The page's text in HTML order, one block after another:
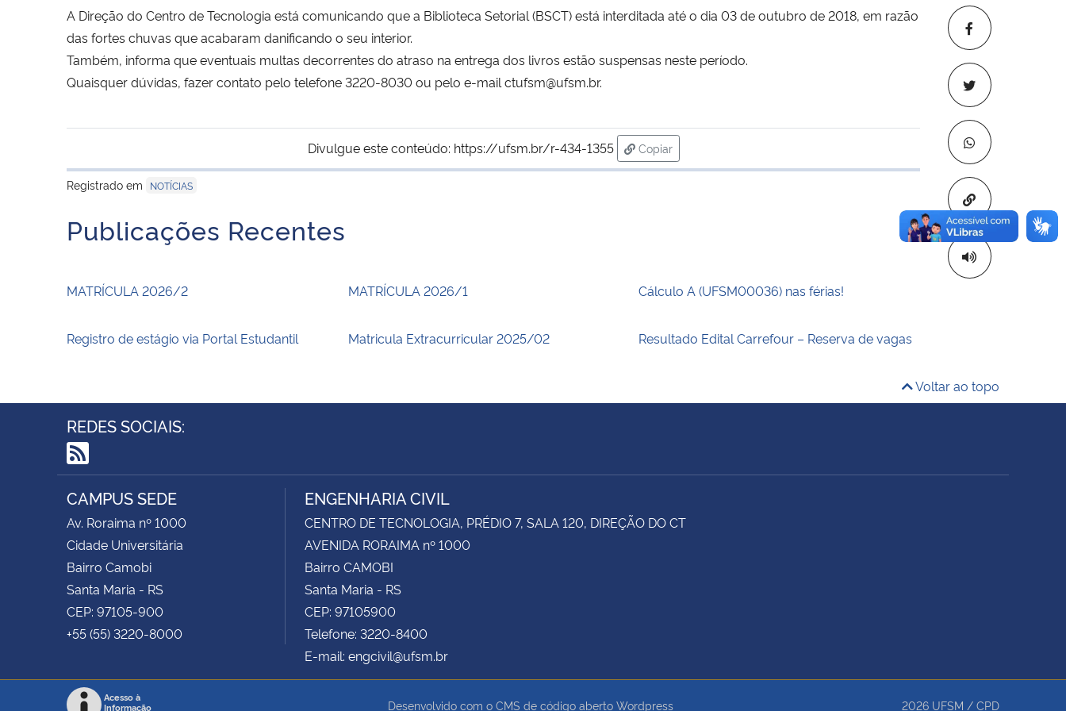
Copiar para
A Direção do Centro de Tecnologia está comunicando que a Biblioteca Setorial (BSCT) está interditada até o dia 03 de outubro de 2018, em razão
das fortes chuvas que acabaram danificando o seu interior.
Também, informa que eventuais multas decorrentes do atraso na entrega dos livros estão suspensas neste período.
Quaisquer dúvidas, fazer contato pelo telefone 3220-8030 ou pelo e-mail ctufsm@ufsm.br.
Divulgue este conteúdo: https://ufsm.br/r-434-1355
Copiar
para área de transferência
Registrado em
NOTÍCIAS
Publicações Recentes
MATRÍCULA 2026/2 MATRÍCULA 2026/1 Cálculo A (UFSM00036) nas férias!
Registro de estágio via Portal Estudantil Matricula Extracurricular 2025/02 Resultado Edital Carrefour – Reserva de vagas
Voltar ao topo
REDES SOCIAIS:
RSS
CAMPUS SEDE
Av. Roraima nº 1000
Cidade Universitária
Bairro Camobi
Santa Maria - RS
CEP: 97105-900
+55 (55) 3220-8000
ENGENHARIA CIVIL
CENTRO DE TECNOLOGIA, PRÉDIO 7, SALA 120, DIREÇÃO DO CT
AVENIDA RORAIMA nº 1000
Bairro CAMOBI
Santa Maria - RS
CEP: 97105900
Telefone: 3220-8400
E-mail: engcivil@ufsm.br
Acesso à
Informação
Desenvolvido com o CMS de código aberto Wordpress 2026 UFSM / CPD